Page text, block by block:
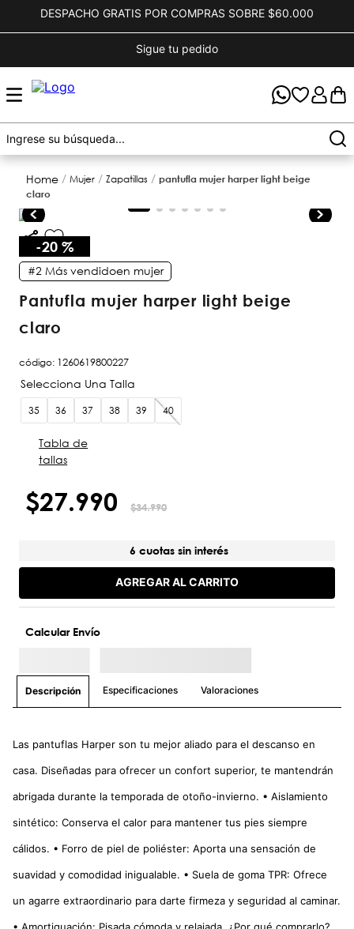
DESPACHO GRATIS POR COMPRAS SOBRE $60.000
Sigue tu pedido
mujer zapatillas
pantufla mujer harper light beige
claro
-20 %
#2 Más vendidoen mujer
pantufla mujer harper light beige
claro
código: 1260619800227
35 36 37 38 39 40
Tabla de
tallas
$27.990 $34.990
6 cuotas sin interés
AGREGAR AL CARRITO
Calcular Envío
Descripción Especificaciones Valoraciones
Las pantuflas Harper son tu mejor aliado para el descanso en
casa. Diseñadas para ofrecer un confort superior, te mantendrán
abrigada durante la temporada de otoño-invierno. • Aislamiento
sintético: Conserva el calor para mantener tus pies siempre
cálidos. • Forro de piel de poliéster: Aporta una sensación de
suavidad y comodidad inigualable. • Suela de goma TPR: Ofrece
un agarre extraordinario para darte firmeza y seguridad al caminar.
• Amortiguación: Pisada cómoda y relajada. ¿Por qué comprarlo?